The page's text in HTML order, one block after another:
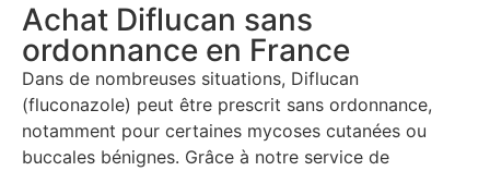
Achat Diflucan sans
ordonnance en France
Dans de nombreuses situations, Diflucan
(fluconazole) peut être prescrit sans ordonnance,
notamment pour certaines mycoses cutanées ou
buccales bénignes. Grâce à notre service de